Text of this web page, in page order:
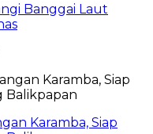
Banggai Laut
Karamba, Siap